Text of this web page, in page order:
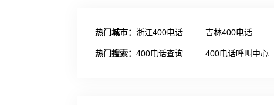
热门城市： 浙江400电话 吉林400电话
热门搜索： 400电话查询 400电话呼叫中心